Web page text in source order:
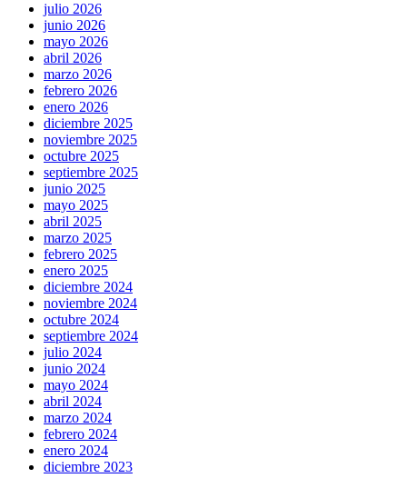
julio 2026
junio 2026
mayo 2026
abril 2026
marzo 2026
febrero 2026
enero 2026
diciembre 2025
noviembre 2025
octubre 2025
septiembre 2025
junio 2025
mayo 2025
abril 2025
marzo 2025
febrero 2025
enero 2025
diciembre 2024
noviembre 2024
octubre 2024
septiembre 2024
julio 2024
junio 2024
mayo 2024
abril 2024
marzo 2024
febrero 2024
enero 2024
diciembre 2023